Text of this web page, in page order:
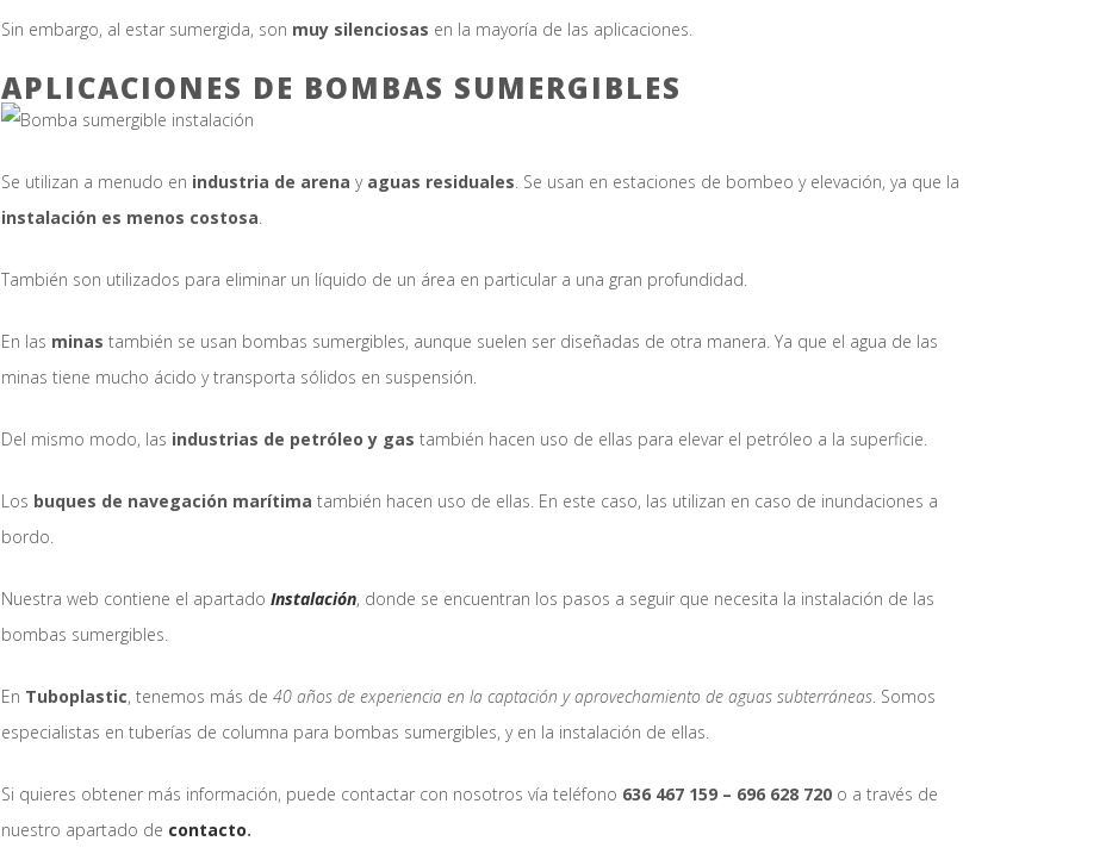
Sin embargo, al estar sumergida, son muy silenciosas en la mayoría de las aplicaciones.
APLICACIONES DE BOMBAS SUMERGIBLES
Se utilizan a menudo en industria de arena y aguas residuales. Se usan en estaciones de bombeo y elevación, ya que la
instalación es menos costosa.
También son utilizados para eliminar un líquido de un área en particular a una gran profundidad.
En las minas también se usan bombas sumergibles, aunque suelen ser diseñadas de otra manera. Ya que el agua de las
minas tiene mucho ácido y transporta sólidos en suspensión.
Del mismo modo, las industrias de petróleo y gas también hacen uso de ellas para elevar el petróleo a la superficie.
Los buques de navegación marítima también hacen uso de ellas. En este caso, las utilizan en caso de inundaciones a
bordo.
Nuestra web contiene el apartado Instalación, donde se encuentran los pasos a seguir que necesita la instalación de las
bombas sumergibles.
En Tuboplastic, tenemos más de 40 años de experiencia en la captación y aprovechamiento de aguas subterráneas. Somos
especialistas en tuberías de columna para bombas sumergibles, y en la instalación de ellas.
Si quieres obtener más información, puede contactar con nosotros vía teléfono 636 467 159 – 696 628 720 o a través de
nuestro apartado de contacto.